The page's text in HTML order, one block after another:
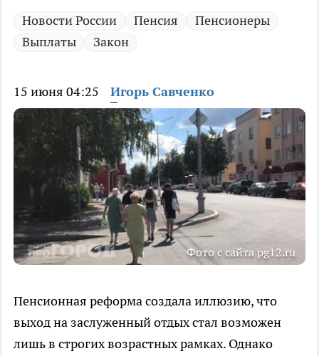
Новости России Пенсия
Пенсионеры
Выплаты
Закон
15 июня 04:25 Игорь Савченко
Фото с сайта pg12.ru
Пенсионная реформа создала иллюзию, что
выход на заслуженный отдых стал возможен
лишь в строгих возрастных рамках. Однако